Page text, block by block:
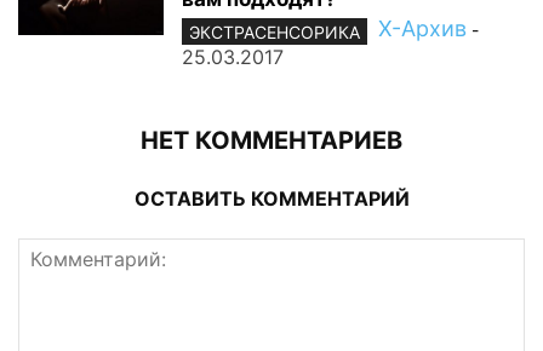
ЭКСТРАСЕНСОРИКА Х-Архив -
25.03.2017
НЕТ КОММЕНТАРИЕВ
ОСТАВИТЬ КОММЕНТАРИЙ